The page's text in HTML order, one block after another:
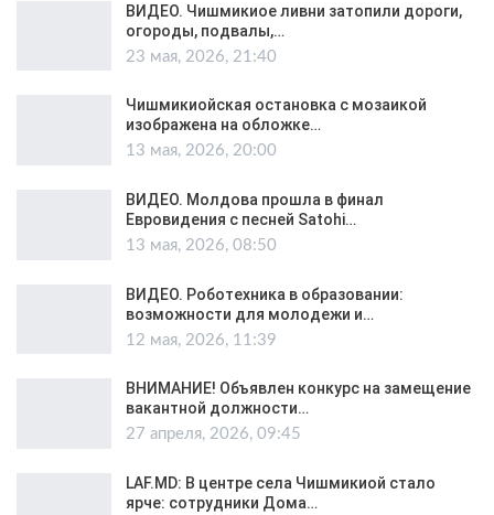
ВИДЕО. Чишмикиое ливни затопили дороги,
огороды, подвалы,…
23 мая, 2026, 21:40
Чишмикиойская остановка с мозаикой
изображена на обложке…
13 мая, 2026, 20:00
ВИДЕО. Молдова прошла в финал
Евровидения с песней Satohi…
13 мая, 2026, 08:50
ВИДЕО. Роботехника в образовании:
возможности для молодежи и…
12 мая, 2026, 11:39
ВНИМАНИЕ! Объявлен конкурс на замещение
вакантной должности…
27 апреля, 2026, 09:45
LAF.MD: В центре села Чишмикиой стало
ярче: сотрудники Дома…